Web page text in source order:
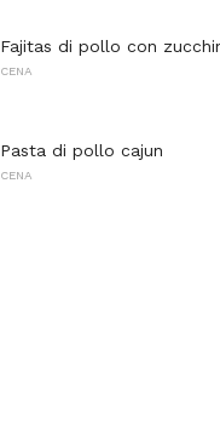
Fajitas di pollo con
CENA
Pasta di pollo cajun
CENA